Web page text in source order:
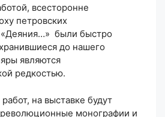
всесторонне
петровских
«Деяния…» были быстро
до нашего
являются
редкостью.
на выставке будут
монографии и